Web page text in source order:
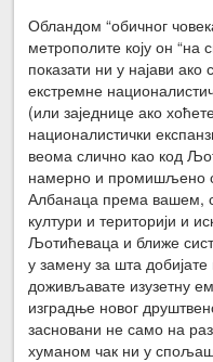
Обландом “обичног
метрополите коју он “на
показати ни у најави
екстремне
(или заједнице ако
националистички
веома слично као код
намерно и промишљено
Албанаца према вашем,
култури и територији и
Љотићеваца и ближе
у замену за шта
доживљавате изузетну
изградње новог
засновани не само на
хуманом чак ни у